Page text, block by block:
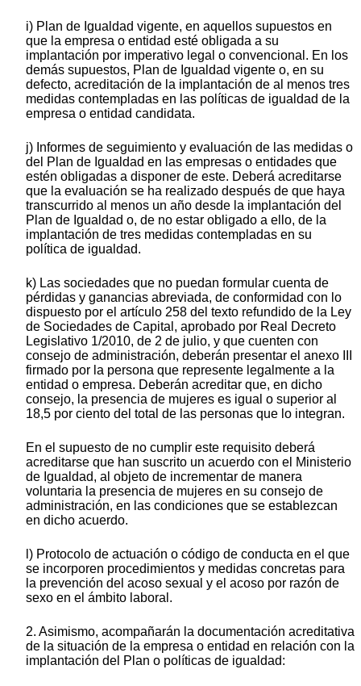
i) Plan de Igualdad vigente, en aquellos supuestos en
que la empresa o entidad esté obligada a su
implantación por imperativo legal o convencional. En los
demás supuestos, Plan de Igualdad vigente o, en su
defecto, acreditación de la implantación de al menos tres
medidas contempladas en las políticas de igualdad de la
empresa o entidad candidata.
j) Informes de seguimiento y evaluación de las medidas o
del Plan de Igualdad en las empresas o entidades que
estén obligadas a disponer de este. Deberá acreditarse
que la evaluación se ha realizado después de que haya
transcurrido al menos un año desde la implantación del
Plan de Igualdad o, de no estar obligado a ello, de la
implantación de tres medidas contempladas en su
política de igualdad.
k) Las sociedades que no puedan formular cuenta de
pérdidas y ganancias abreviada, de conformidad con lo
dispuesto por el artículo 258 del texto refundido de la Ley
de Sociedades de Capital, aprobado por Real Decreto
Legislativo 1/2010, de 2 de julio, y que cuenten con
consejo de administración, deberán presentar el anexo III
firmado por la persona que represente legalmente a la
entidad o empresa. Deberán acreditar que, en dicho
consejo, la presencia de mujeres es igual o superior al
18,5 por ciento del total de las personas que lo integran.
En el supuesto de no cumplir este requisito deberá
acreditarse que han suscrito un acuerdo con el Ministerio
de Igualdad, al objeto de incrementar de manera
voluntaria la presencia de mujeres en su consejo de
administración, en las condiciones que se establezcan
en dicho acuerdo.
l) Protocolo de actuación o código de conducta en el que
se incorporen procedimientos y medidas concretas para
la prevención del acoso sexual y el acoso por razón de
sexo en el ámbito laboral.
2. Asimismo, acompañarán la documentación acreditativa
de la situación de la empresa o entidad en relación con la
implantación del Plan o políticas de igualdad: